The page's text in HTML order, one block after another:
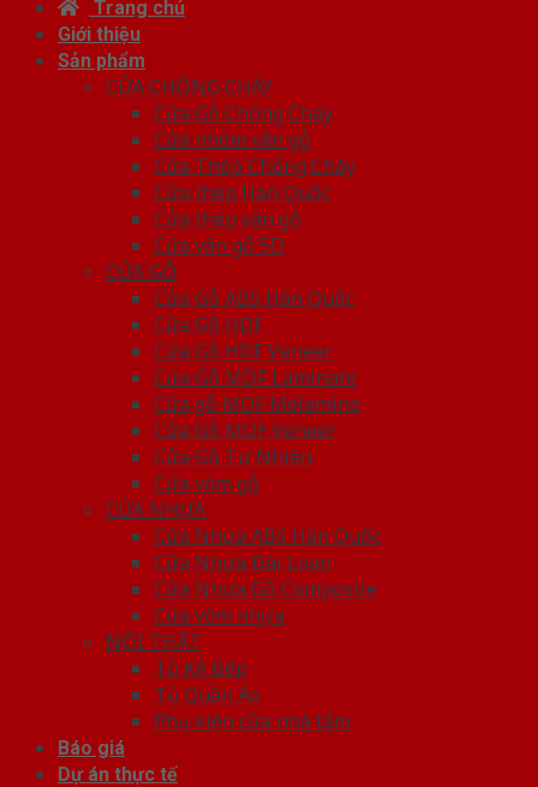
Trang chủ
Giới thiệu
Sản phẩm
CỬA CHỐNG CHÁY
Cửa Gỗ Chống Cháy
Cửa nhôm vân gỗ
Cửa Thép Chống Cháy
Cửa thép Hàn Quốc
Cửa thép vân gỗ
Cửa vân gỗ 5D
CỬA GỖ
Cửa Gỗ ABS Hàn Quốc
Cửa Gỗ HDF
Cửa Gỗ HDF Veneer
Cửa Gỗ MDF Laminate
Cửa gỗ MDF Melamine
Cửa Gỗ MDF Veneer
Cửa Gỗ Tự Nhiên
Cửa vòm gỗ
CỬA NHỰA
Cửa Nhựa ABS Hàn Quốc
Cửa Nhựa Đài Loan
Cửa Nhựa Gỗ Composite
Cửa vòm nhựa
NỘI THẤT
Tủ Kệ Bếp
Tủ Quần Áo
Phụ kiện cửa nhà tắm
Báo giá
Dự án thực tế